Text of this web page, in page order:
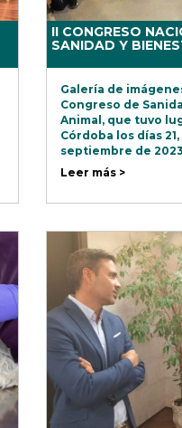
II CONGRESO
SANIDAD Y
Galería de
Congreso de
Animal, que tuvo
Córdoba los días 21,
septiembre de
Leer más >